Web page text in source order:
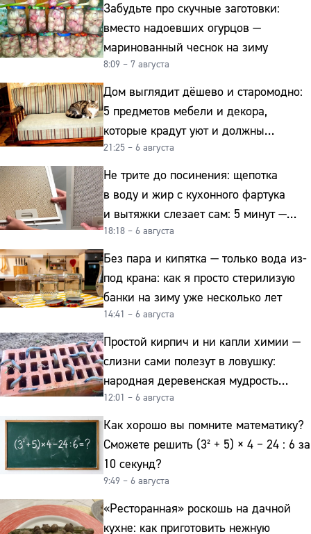
Забудьте про скучные заготовки:
вместо надоевших огурцов —
маринованный чеснок на зиму
8:09 – 7 августа
Дом выглядит дёшево и старомодно:
5 предметов мебели и декора,
которые крадут уют и должны
отправиться на свалку прямо сейчас
21:25 – 6 августа
Не трите до посинения: щепотка
в воду и жир с кухонного фартука
и вытяжки слезает сам: 5 минут —
и сверкает как новая
18:18 – 6 августа
Без пара и кипятка — только вода из-
под крана: как я просто стерилизую
банки на зиму уже несколько лет
14:41 – 6 августа
Простой кирпич и ни капли химии —
слизни сами полезут в ловушку:
народная деревенская мудрость
реально работает
12:01 – 6 августа
Как хорошо вы помните математику?
Сможете решить (3² + 5) × 4 − 24 : 6 за
10 секунд?
9:49 – 6 августа
«Ресторанная» роскошь на дачной
кухне: как приготовить нежную